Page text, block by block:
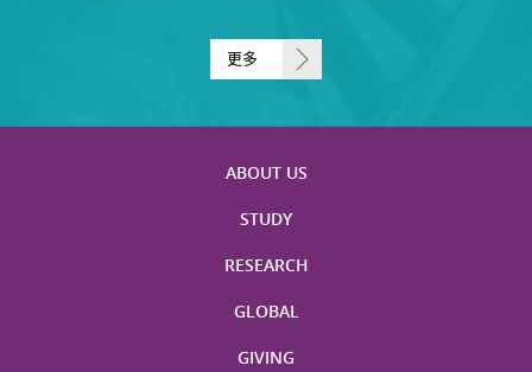
更多
ABOUT US
STUDY
RESEARCH
GLOBAL
GIVING